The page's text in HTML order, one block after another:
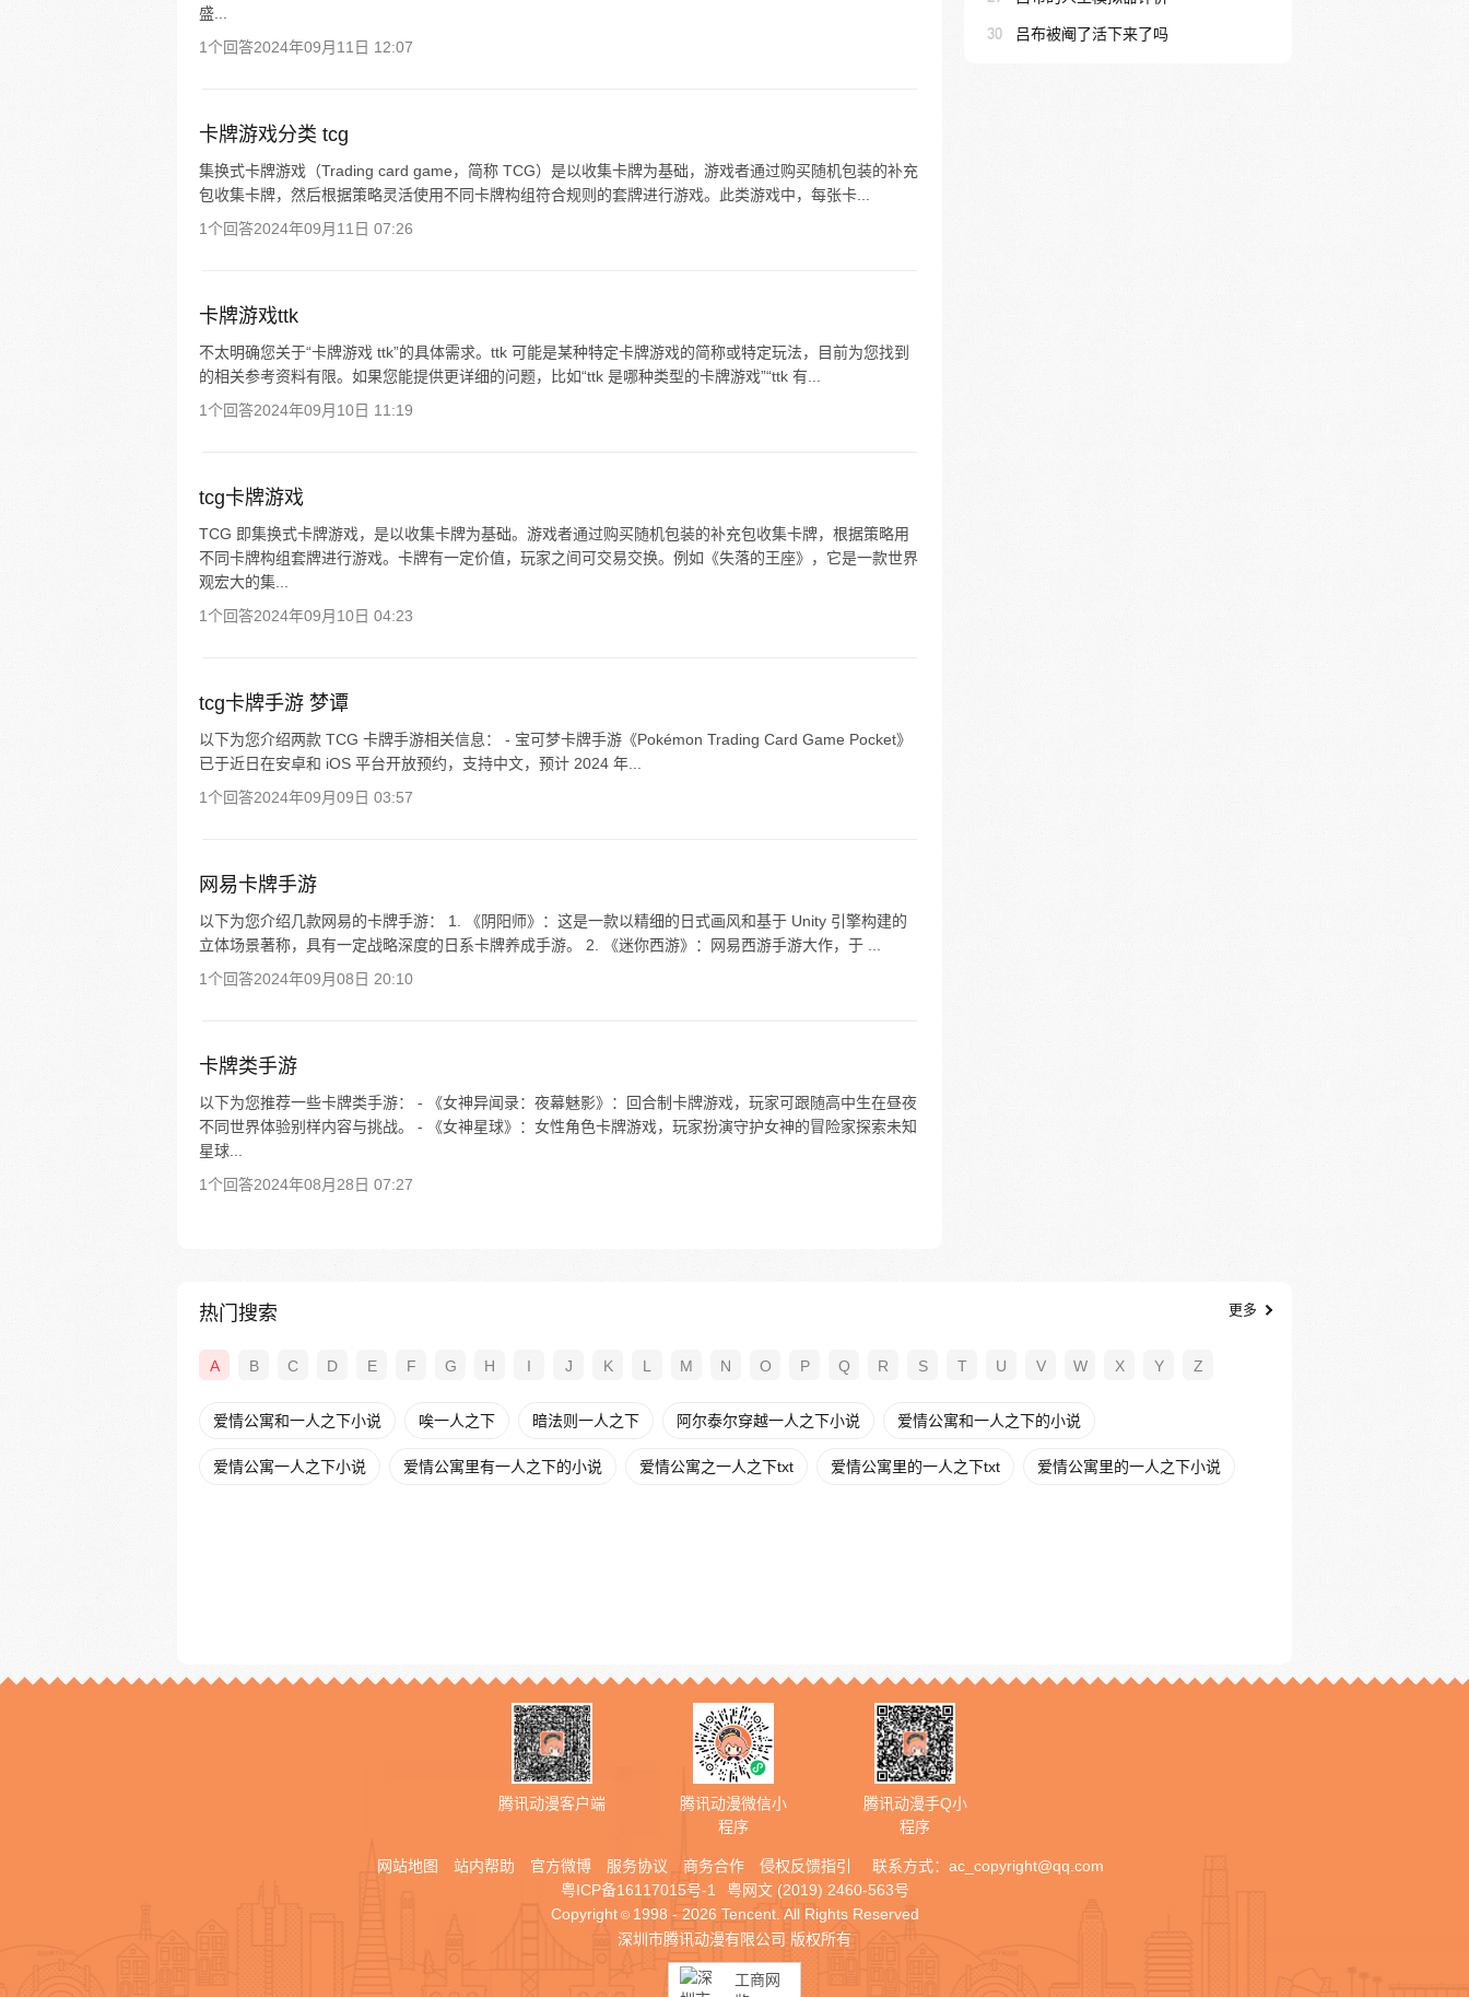
盛...
1个回答2024年09月11日 12:07
卡牌游戏分类 tcg
集换式卡牌游戏（Trading card game，简称 TCG）是以收集卡牌为基础，游戏者通过购买随机包装的补充
包收集卡牌，然后根据策略灵活使用不同卡牌构组符合规则的套牌进行游戏。此类游戏中，每张卡...
1个回答2024年09月11日 07:26
卡牌游戏ttk
不太明确您关于“卡牌游戏 ttk”的具体需求。ttk 可能是某种特定卡牌游戏的简称或特定玩法，目前为您找到
的相关参考资料有限。如果您能提供更详细的问题，比如“ttk 是哪种类型的卡牌游戏”“ttk 有...
1个回答2024年09月10日 11:19
tcg卡牌游戏
TCG 即集换式卡牌游戏，是以收集卡牌为基础。游戏者通过购买随机包装的补充包收集卡牌，根据策略用
不同卡牌构组套牌进行游戏。卡牌有一定价值，玩家之间可交易交换。例如《失落的王座》，它是一款世界
观宏大的集...
1个回答2024年09月10日 04:23
tcg卡牌手游 梦谭
以下为您介绍两款 TCG 卡牌手游相关信息： - 宝可梦卡牌手游《Pokémon Trading Card Game Pocket》
已于近日在安卓和 iOS 平台开放预约，支持中文，预计 2024 年...
1个回答2024年09月09日 03:57
网易卡牌手游
以下为您介绍几款网易的卡牌手游： 1. 《阴阳师》：这是一款以精细的日式画风和基于 Unity 引擎构建的
立体场景著称，具有一定战略深度的日系卡牌养成手游。 2. 《迷你西游》：网易西游手游大作，于 ...
1个回答2024年09月08日 20:10
卡牌类手游
以下为您推荐一些卡牌类手游： - 《女神异闻录：夜幕魅影》：回合制卡牌游戏，玩家可跟随高中生在昼夜
不同世界体验别样内容与挑战。 - 《女神星球》：女性角色卡牌游戏，玩家扮演守护女神的冒险家探索未知
星球...
1个回答2024年08月28日 07:27
30 吕布被阉了活下来了吗
热门搜索 更多
A B C D E F G H I J K L M N O P Q R S T U V W X Y Z
爱情公寓和一人之下小说 唉一人之下 暗法则一人之下 阿尔泰尔穿越一人之下小说 爱情公寓和一人之下的小说
爱情公寓一人之下小说 爱情公寓里有一人之下的小说 爱情公寓之一人之下txt 爱情公寓里的一人之下txt 爱情公寓里的一人之下小说
腾讯动漫客户端
腾讯动漫微信小
程序
腾讯动漫手Q小
程序
网站地图 站内帮助 官方微博 服务协议 商务合作 侵权反馈指引 联系方式： ac_copyright@qq.com
粤ICP备16117015号-1
粤网文 (2019) 2460-563号
Copyright © 1998 - 2026 Tencent. All Rights Reserved
深圳市腾讯动漫有限公司 版权所有
工商网